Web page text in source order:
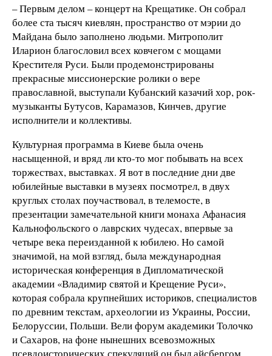
– Первым делом – концерт на Крещатике. Он собрал
более ста тысяч киевлян, пространство от мэрии до
Майдана было заполнено людьми. Митрополит
Иларион благословил всех ковчегом с мощами
Крестителя Руси. Были продемонстрированы
прекрасные миссионерские ролики о вере
православной, выступали Кубанский казачий хор, рок-
музыканты Бутусов, Карамазов, Кинчев, другие
исполнители и коллективы.
Культурная программа в Киеве была очень
насыщенной, и вряд ли кто-то мог побывать на всех
торжествах, выставках. Я вот в последние дни две
юбилейные выставки в музеях посмотрел, в двух
круглых столах поучаствовал, в телемосте, в
презентации замечательной книги монаха Афанасия
Кальнофольского о лаврских чудесах, впервые за
четыре века переизданной к юбилею. Но самой
значимой, на мой взгляд, была международная
историческая конференция в Дипломатической
академии «Владимир святой и Крещение Руси»,
которая собрала крупнейших историков, специалистов
по древним текстам, археологии из Украины, России,
Белоруссии, Польши. Вели форум академики Толочко
и Сахаров, на фоне нынешних всевозможных
псевдоисторических спекуляций он был айсбергом